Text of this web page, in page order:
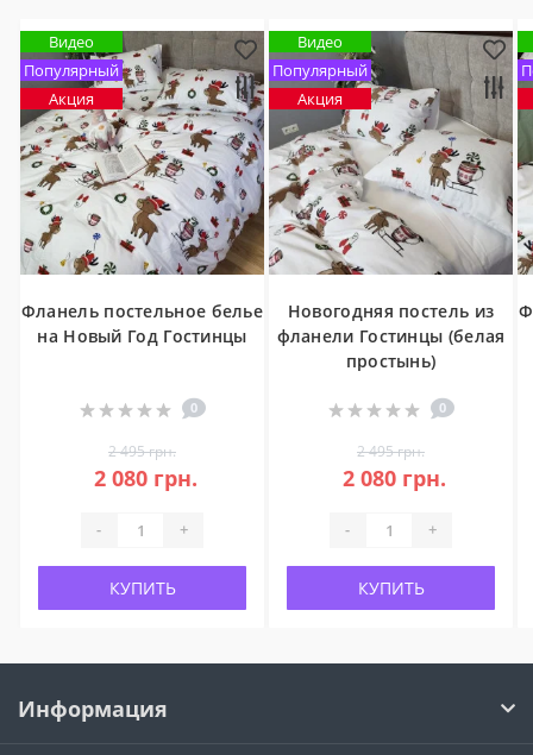
Видео
Популярный
Акция
Фланель постельное белье
на Новый Год Гостинцы
0
2 495 грн.
2 080 грн.
- +
КУПИТЬ
Видео
Популярный
Акция
Новогодняя постель из
фланели Гостинцы (белая
простынь)
0
2 495 грн.
2 080 грн.
- +
КУПИТЬ
Информация